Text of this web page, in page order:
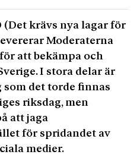
(Det krävs nya lagar för
Moderaterna
att bekämpa och
I stora delar är
som det torde finnas
riksdag, men
att jaga
för spridandet av
medier.